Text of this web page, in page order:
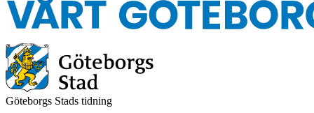
Göteborgs Stads tidning